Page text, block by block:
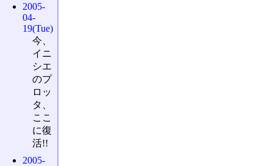
2005-
04-
19(Tue)
今、
イニ
シエ
のプ
ロッ
タ、
ここ
に復
活!!
2005-